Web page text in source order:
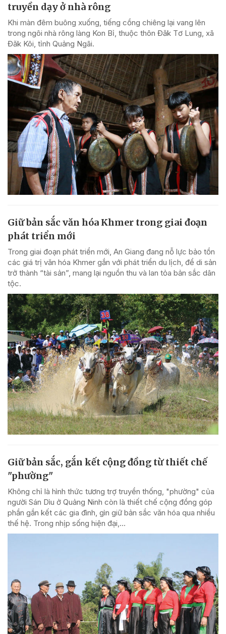
truyền dạy ở nhà rông
Khi màn đêm buông xuống, tiếng cồng chiêng lại vang lên
trong ngôi nhà rông làng Kon Bỉ, thuộc thôn Đăk Tơ Lung, xã
Đăk Kôi, tỉnh Quảng Ngãi.
Giữ bản sắc văn hóa Khmer trong giai đoạn
phát triển mới
Trong giai đoạn phát triển mới, An Giang đang nỗ lực bảo tồn
các giá trị văn hóa Khmer gắn với phát triển du lịch, để di sản
trở thành “tài sản”, mang lại nguồn thu và lan tỏa bản sắc dân
tộc.
Giữ bản sắc, gắn kết cộng đồng từ thiết chế
"phường"
Không chỉ là hình thức tương trợ truyền thống, "phường" của
người Sán Dìu ở Quảng Ninh còn là thiết chế cộng đồng góp
phần gắn kết các gia đình, gìn giữ bản sắc văn hóa qua nhiều
thế hệ. Trong nhịp sống hiện đại,...